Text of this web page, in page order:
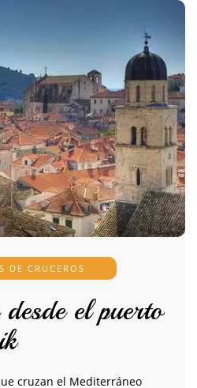
DE CRUCEROS
el puerto
cruzan el Mediterráneo